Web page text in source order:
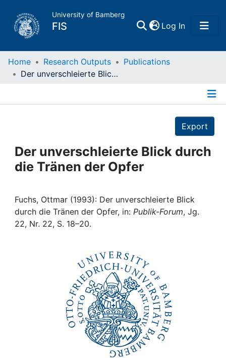
University of Bamberg
FIS Log In(current)
Home
People
Institutions
Awards
Home Research Outputs
Publications
Der unverschleierte Blick durch die Tränen der Opfer
Export
Der unverschleierte Blick durch
die Tränen der Opfer
Fuchs, Ottmar (1993): Der unverschleierte Blick
durch die Tränen der Opfer, in: Publik-Forum, Jg.
22, Nr. 22, S. 18–20.